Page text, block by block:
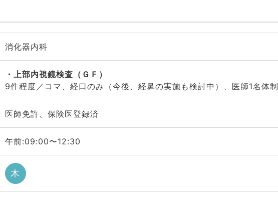
消化器内科
上部内視鏡検査（ＧＦ）
9件程度／コマ、経口のみ（今後、経鼻の実施も検討中）、医師1名体制
医師免許、保険医登録済
午前:09:00〜12:30
木